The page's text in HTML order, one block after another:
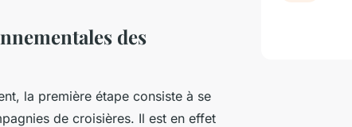
des
la première étape consiste à se
de croisières. Il est en effet